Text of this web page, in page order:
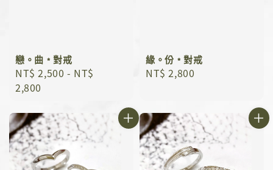
戀。曲﹡對戒
Regular
price
NT$ 2,500 - NT$
2,800
緣。份﹡對戒
Regular
NT$ 2,800